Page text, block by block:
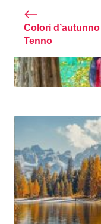
Colori
Tenno